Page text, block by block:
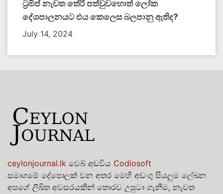
ට්‍රම්ප් නැවත තේරී පත්වුවහොත් ලෝක
දේශපාලනයට එය කෙලෙස බලපානු ඇතිද​?
July 14, 2024
ceylonjournal.lk වෙබ් අඩවිය Codiosoft
සමාගමේ දේපොලක් වන අතර මෙහි අඩංගු සියලුම ලේඛන
අපගේ ලිඛිත අවසරයකින් තොරව උපුටා ගැනීම, නැවත